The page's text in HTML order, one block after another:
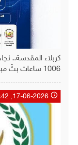
كربلاء المقدسة..
1006 ساعات بثّ مباشر و1011 إعلاميّاً شاركوا في التغطية